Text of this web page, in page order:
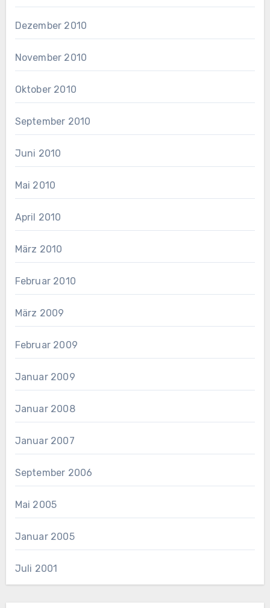
Dezember 2010
November 2010
Oktober 2010
September 2010
Juni 2010
Mai 2010
April 2010
März 2010
Februar 2010
März 2009
Februar 2009
Januar 2009
Januar 2008
Januar 2007
September 2006
Mai 2005
Januar 2005
Juli 2001